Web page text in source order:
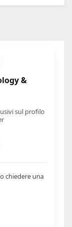
&
sul profilo
chiedere una